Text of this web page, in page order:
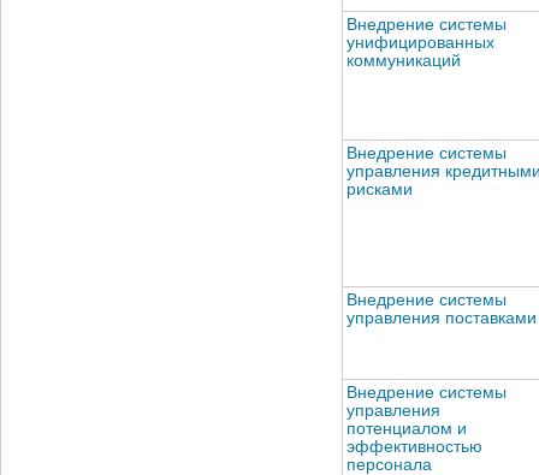
Внедрение системы
унифицированных
коммуникаций
Внедрение системы
управления
рисками
Внедрение системы
управления поставками
Внедрение системы
управления
потенциалом и
эффективностью
персонала